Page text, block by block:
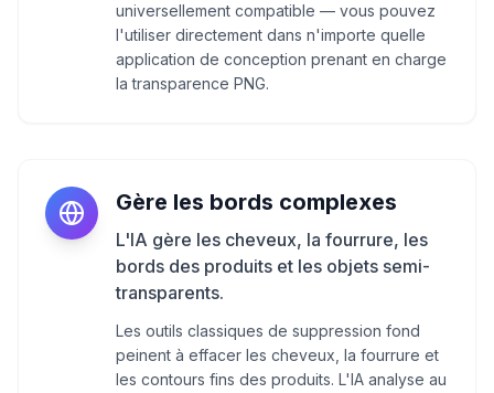
universellement compatible — vous pouvez
l'utiliser directement dans n'importe quelle
application de conception prenant en charge
la transparence PNG.
Gère les bords complexes
L'IA gère les cheveux, la fourrure, les
bords des produits et les objets semi-
transparents.
Les outils classiques de suppression fond
peinent à effacer les cheveux, la fourrure et
les contours fins des produits. L'IA analyse au